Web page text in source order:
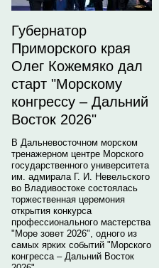
Губернатор
Приморского края
Олег Кожемяко дал
старт "Морскому
конгрессу – Дальний
Восток 2026"
В Дальневосточном морском
тренажерном центре Морского
государственного университета
им. адмирала Г. И. Невельского
во Владивостоке состоялась
торжественная церемония
открытия конкурса
профессионального мастерства
"Море зовет 2026", одного из
самых ярких событий "Морского
конгресса – Дальний Восток